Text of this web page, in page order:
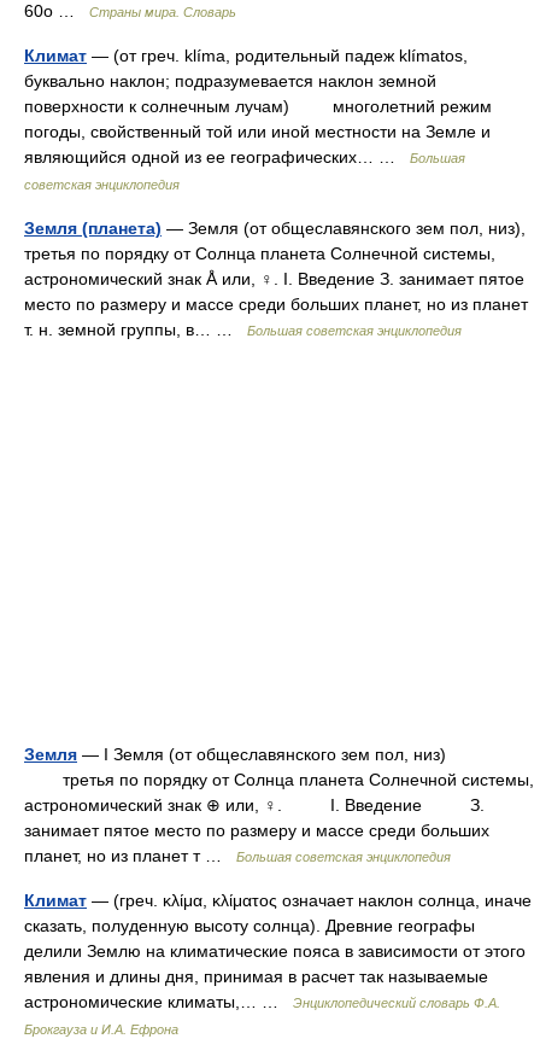
60о …
Страны мира. Словарь
Климат — (от греч. klíma, родительный падеж klímatos,
буквально наклон; подразумевается наклон земной
поверхности к солнечным лучам) многолетний режим
погоды, свойственный той или иной местности на Земле и
являющийся одной из ее географических… …
Большая
советская энциклопедия
Земля (планета) — Земля (от общеславянского зем пол, низ),
третья по порядку от Солнца планета Солнечной системы,
астрономический знак Å или, ♀. I. Введение З. занимает пятое
место по размеру и массе среди больших планет, но из планет
т. н. земной группы, в… …
Большая советская энциклопедия
Земля — I Земля (от общеславянского зем пол, низ)
третья по порядку от Солнца планета Солнечной системы,
астрономический знак ⊕ или, ♀. I. Введение З.
занимает пятое место по размеру и массе среди больших
планет, но из планет т …
Большая советская энциклопедия
Климат — (греч. κλίμα, κλίματος означает наклон солнца, иначе
сказать, полуденную высоту солнца). Древние географы
делили Землю на климатические пояса в зависимости от этого
явления и длины дня, принимая в расчет так называемые
астрономические климаты,… …
Энциклопедический словарь Ф.А.
Брокгауза и И.А. Ефрона